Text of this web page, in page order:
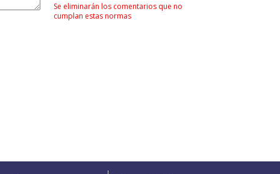
Se eliminarán los comentarios que no
cumplan estas normas